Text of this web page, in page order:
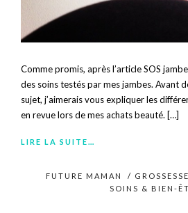
Comme promis, après l’article SOS
des soins testés par mes jambes. Avant
sujet, j’aimerais vous expliquer les
en revue lors de mes achats beauté. […]
LIRE LA SUITE…
FUTURE MAMAN / GROSSESSE
SOINS & BIEN-